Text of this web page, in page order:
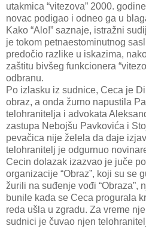
utakmica “vitezova” 2000.
novac podigao i odneo ga u
Kako “Alo!” saznaje, istražni
je tokom petnaestominutnog
predočio razlike u iskazima,
zaštitu bivšeg funkcionera
odbranu.
Po izlasku iz sudnice, Ceca je
obraz, a onda žurno napustila
telohranitelja i advokata
zastupa Nebojšu Pavkovića i
pevačica nije želela da daje
telohranitelj je odgurnuo
Cecin dolazak izazvao je juče
organizacije “Obraz”, koji su se
žurili na suđenje vođi “Obraza”,
bunile kada se Ceca progurala
reda ušla u zgradu. Za vreme
sudnici je čuvao njen